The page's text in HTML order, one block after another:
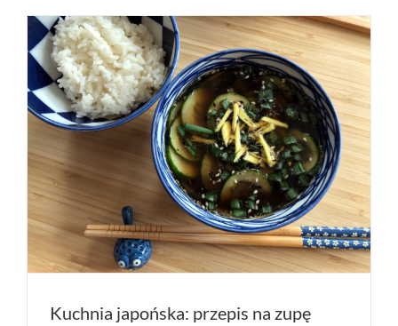
hot-
pot)
Kuchnia japońska: przepis na zupę